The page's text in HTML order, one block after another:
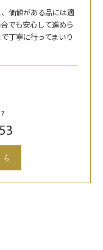
価値がある品には適
でも安心して進めら
丁寧に行ってまいり